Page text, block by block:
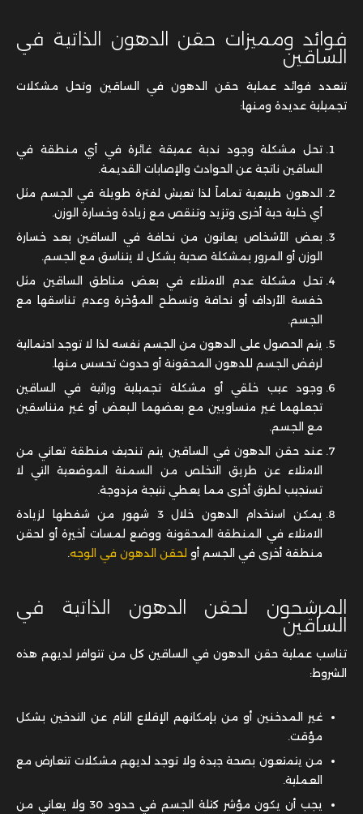
فوائد ومميزات حقن الدهون الذاتية في
الساقين
تتعدد فوائد عملية حقن الدهون في الساقين وتحل مشكلات
تجميلية عديدة ومنها:
تحل مشكلة وجود ندبة عميقة غائرة في أي منطقة في
الساقين ناتجة عن الحوادث والإصابات القديمة.
الدهون طبيعية تماماً لذا تعيش لفترة طويلة في الجسم مثل
أي خلية حية أخرى وتزيد وتنقص مع زيادة وخسارة الوزن.
بعض الأشخاص يعانون من نحافة في الساقين بعد خسارة
الوزن أو المرور بمشكلة صحية بشكل لا يتناسق مع الجسم.
تحل مشكلة عدم الامتلاء في بعض مناطق الساقين مثل
خفسة الأرداف أو نحافة وتسطح المؤخرة وعدم تناسقها مع
الجسم.
يتم الحصول على الدهون من الجسم نفسه لذا لا توجد احتمالية
لرفض الجسم للدهون المحقونة أو حدوث تحسس منها.
وجود عيب خلقي أو مشكلة تجميلية وراثية في الساقين
تجعلهما غير متساويين مع بعضهما البعض أو غير متناسقين
مع الجسم.
عند حقن الدهون في الساقين يتم تنحيف منطقة تعاني من
الامتلاء عن طريق التخلص من السمنة الموضعية التي لا
تستجيب لطرق أخرى مما يعطي نتيجة مزدوجة.
يمكن استخدام الدهون خلال 3 شهور من شفطها لزيادة
الامتلاء في المنطقة المحقونة ووضع لمسات أخيرة أو لحقن
منطقة أخرى في الجسم أو لحقن الدهون في الوجه
المرشحون لحقن الدهون الذاتية في
الساقين
تناسب عملية حقن الدهون في الساقين كل من تتوافر لديهم هذه
الشروط:
غير المدخنين أو من بإمكانهم الإقلاع التام عن التدخين بشكل
مؤقت.
من يتمتعون بصحة جيدة ولا توجد لديهم مشكلات تتعارض مع
العملية.
يجب أن يكون مؤشر كتلة الجسم في حدود 30 ولا يعاني من